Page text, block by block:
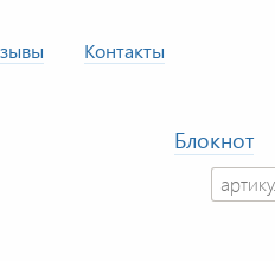
Контакты
Блокнот